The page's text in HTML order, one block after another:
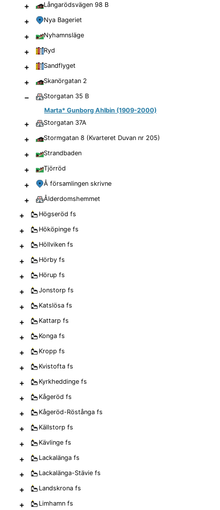
+ Långarödsvägen 98 B
+ Nya Bageriet
+ Nyhamnsläge
+ Ryd
+ Sandflyget
+ Skanörgatan 2
−
Storgatan 35 B
Marta* Gunborg Ahlbin (1909-2000)
+ Storgatan 37A
+ Stormgatan 8 (Kvarteret Duvan nr 205)
+ Strandbaden
+ Tjörröd
+ Å församlingen skrivne
+ Ålderdomshemmet
+ Högseröd fs
+ Hököpinge fs
+ Höllviken fs
+ Hörby fs
+ Hörup fs
+ Jonstorp fs
+ Katslösa fs
+ Kattarp fs
+ Konga fs
+ Kropp fs
+ Kvistofta fs
+ Kyrkheddinge fs
+ Kågeröd fs
+ Kågeröd-Röstånga fs
+ Källstorp fs
+ Kävlinge fs
+ Lackalänga fs
+ Lackalänga-Stävie fs
+ Landskrona fs
+ Limhamn fs